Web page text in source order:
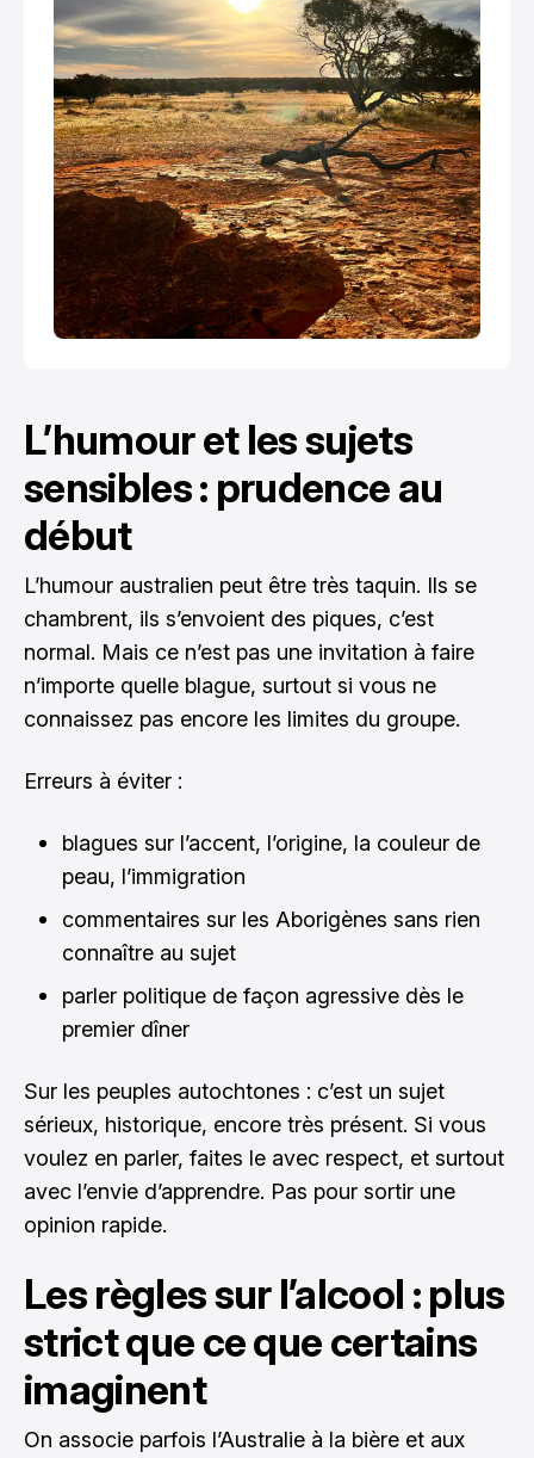
L’humour et les sujets
sensibles : prudence au
début
L’humour australien peut être très taquin. Ils se
chambrent, ils s’envoient des piques, c’est
normal. Mais ce n’est pas une invitation à faire
n’importe quelle blague, surtout si vous ne
connaissez pas encore les limites du groupe.
Erreurs à éviter :
blagues sur l’accent, l’origine, la couleur de
peau, l’immigration
commentaires sur les Aborigènes sans rien
connaître au sujet
parler politique de façon agressive dès le
premier dîner
Sur les peuples autochtones : c’est un sujet
sérieux, historique, encore très présent. Si vous
voulez en parler, faites le avec respect, et surtout
avec l’envie d’apprendre. Pas pour sortir une
opinion rapide.
Les règles sur l’alcool : plus
strict que ce que certains
imaginent
On associe parfois l’Australie à la bière et aux